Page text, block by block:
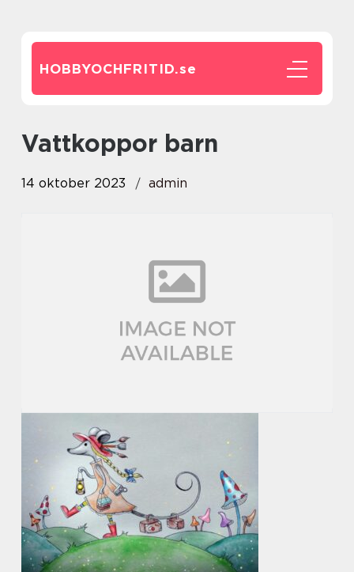
HOBBYOCHFRITID.se
vattkoppor barn
14 oktober 2023 admin